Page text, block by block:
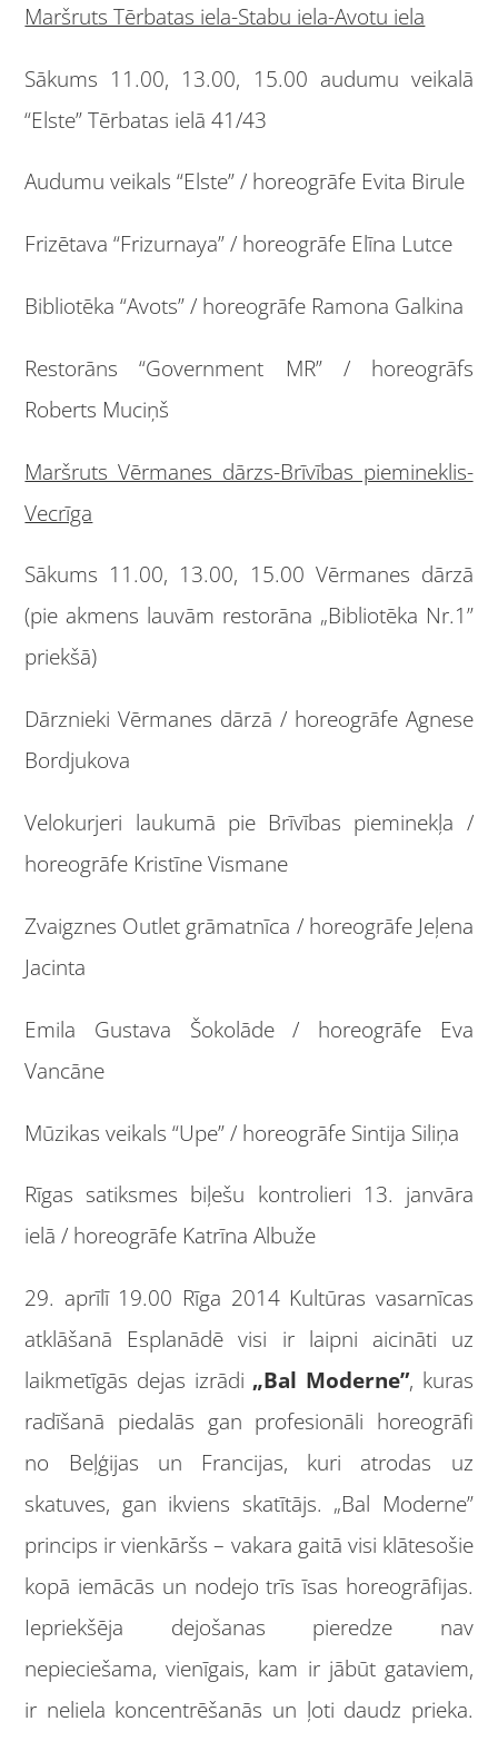
Maršruts Tērbatas iela-Stabu iela-Avotu iela
Sākums 11.00, 13.00, 15.00 audumu veikalā
“Elste” Tērbatas ielā 41/43
Audumu veikals “Elste” / horeogrāfe Evita Birule
Frizētava “Frizurnaya” / horeogrāfe Elīna Lutce
Bibliotēka “Avots” / horeogrāfe Ramona Galkina
Restorāns “Government MR” / horeogrāfs
Roberts Muciņš
Maršruts Vērmanes dārzs-Brīvības piemineklis-
Vecrīga
Sākums 11.00, 13.00, 15.00 Vērmanes dārzā
(pie akmens lauvām restorāna „Bibliotēka Nr.1”
priekšā)
Dārznieki Vērmanes dārzā / horeogrāfe Agnese
Bordjukova
Velokurjeri laukumā pie Brīvības pieminekļa /
horeogrāfe Kristīne Vismane
Zvaigznes Outlet grāmatnīca / horeogrāfe Jeļena
Jacinta
Emila Gustava Šokolāde / horeogrāfe Eva
Vancāne
Mūzikas veikals “Upe” / horeogrāfe Sintija Siliņa
Rīgas satiksmes biļešu kontrolieri 13. janvāra
ielā / horeogrāfe Katrīna Albuže
29. aprīlī 19.00 Rīga 2014 Kultūras vasarnīcas
atklāšanā Esplanādē visi ir laipni aicināti uz
laikmetīgās dejas izrādi „Bal Moderne”, kuras
radīšanā piedalās gan profesionāli horeogrāfi
no Beļģijas un Francijas, kuri atrodas uz
skatuves, gan ikviens skatītājs. „Bal Moderne”
princips ir vienkāršs – vakara gaitā visi klātesošie
kopā iemācās un nodejo trīs īsas horeogrāfijas.
Iepriekšēja dejošanas pieredze nav
nepieciešama, vienīgais, kam ir jābūt gataviem,
ir neliela koncentrēšanās un ļoti daudz prieka.